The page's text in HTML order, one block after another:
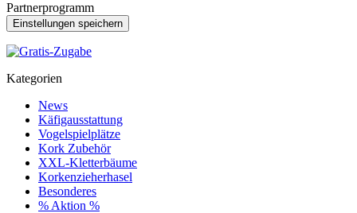
Partnerprogramm
Kategorien
News
Käfigausstattung
Vogelspielplätze
Kork Zubehör
XXL-Kletterbäume
Korkenzieherhasel
Besonderes
% Aktion %